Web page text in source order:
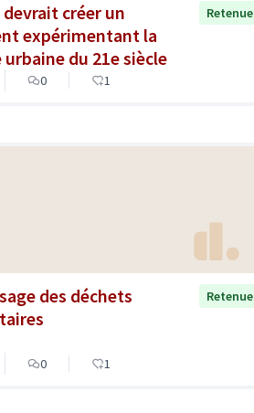
devrait créer un
expérimentant la
du 21e siècle
Retenue
0 1
des déchets
Retenue
0 1